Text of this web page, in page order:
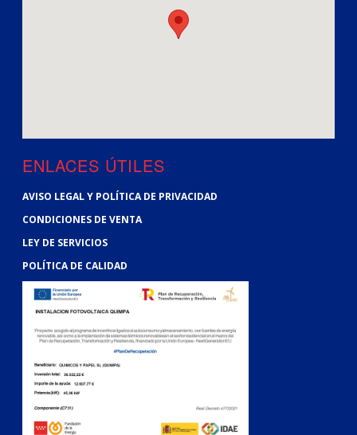
ENLACES ÚTILES
AVISO LEGAL Y POLÍTICA DE PRIVACIDAD
CONDICIONES DE VENTA
LEY DE SERVICIOS
POLÍTICA DE CALIDAD